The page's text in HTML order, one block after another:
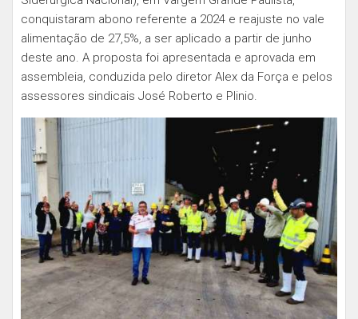
conquistaram abono referente a 2024 e reajuste no vale
alimentação de 27,5%, a ser aplicado a partir de junho
deste ano. A proposta foi apresentada e aprovada em
assembleia, conduzida pelo diretor Alex da Força e pelos
assessores sindicais José Roberto e Plinio.